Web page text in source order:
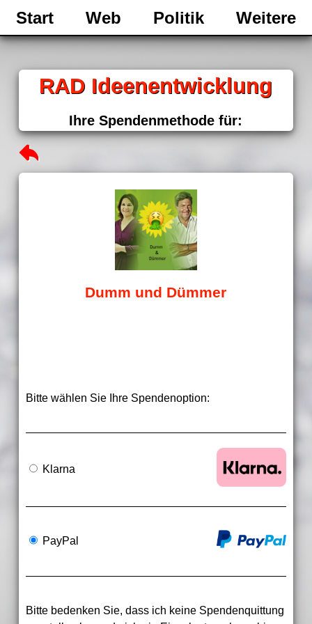
Start Web Politik Weitere
RAD Ideenentwicklung
Ihre Spendenmethode für:
Dumm und Dümmer
Bitte wählen Sie Ihre Spendenoption:
Klarna
PayPal
Bitte bedenken Sie, dass ich keine Spendenquittung